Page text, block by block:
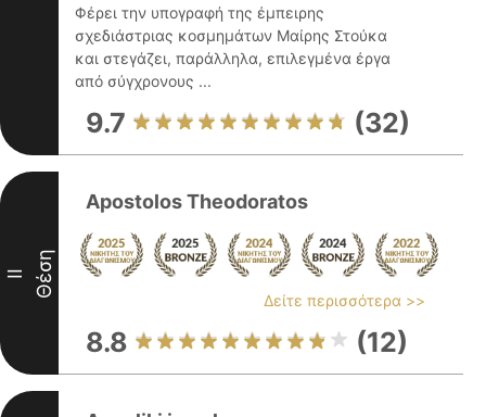
Φέρει την υπογραφή της έμπειρης
σχεδιάστριας κοσμημάτων Μαίρης Στούκα
και στεγάζει, παράλληλα, επιλεγμένα έργα
από σύγχρονους ...
9.7 (32)
II Θέση
Apostolos Theodoratos
Δείτε περισσότερα >>
8.8 (12)